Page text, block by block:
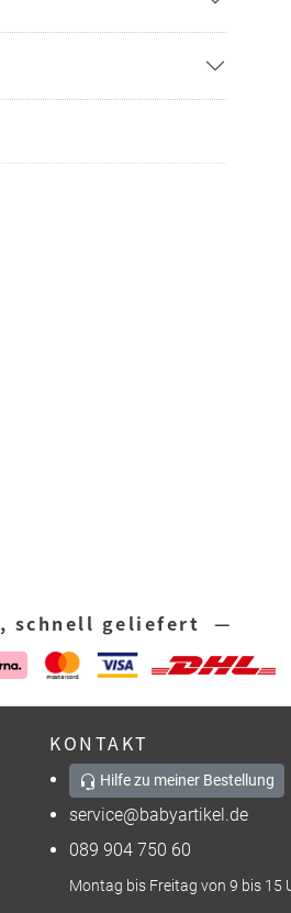
schnell geliefert —
KONTAKT
Hilfe zu meiner Bestellung
service@babyartikel.de
089 904 750 60
Montag bis Freitag von 9 bis 15